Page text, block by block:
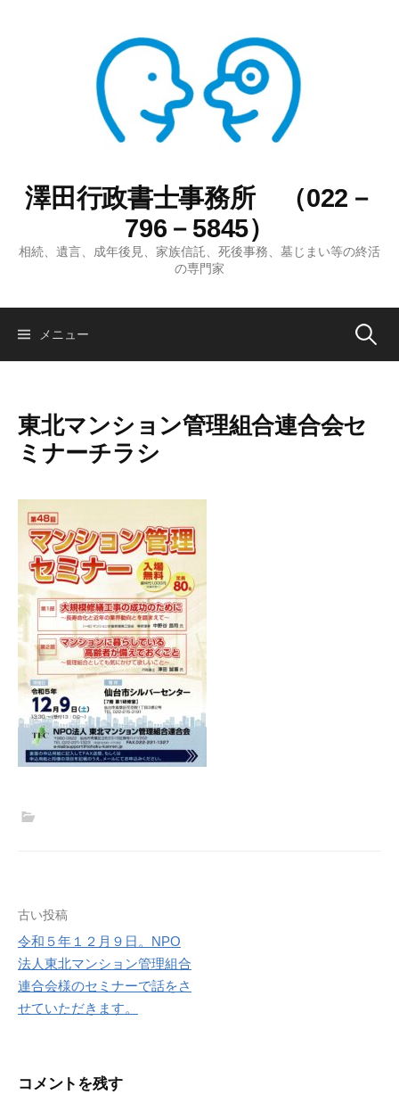
澤田行政書士事務所 （022－
796－5845）
相続、遺言、成年後見、家族信託、死後事務、墓じまい等の終活
の専門家
メニュー 検
東北マンション管理組合連合会セ
ミナーチラシ
投
稿
ナ
ビ
ー
古い投稿
令和５年１２月９日。NPO
法人東北マンション管理組合
連合会様のセミナーで話をさ
せていただきます。
コメントを残す